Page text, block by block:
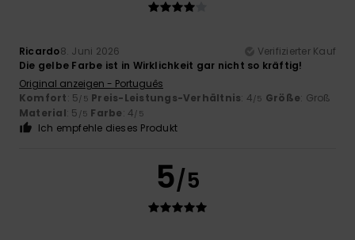
Ricardo8. Juni 2026
Verifizierter Kauf
Die gelbe Farbe ist in Wirklichkeit gar nicht so kräftig!
Original anzeigen - Português
Komfort: 5/5 Preis-Leistungs-Verhältnis: 4/5 Größe: Groß
Material: 5 /5 Farbe: 4/5
Ich empfehle dieses Produkt
5/5